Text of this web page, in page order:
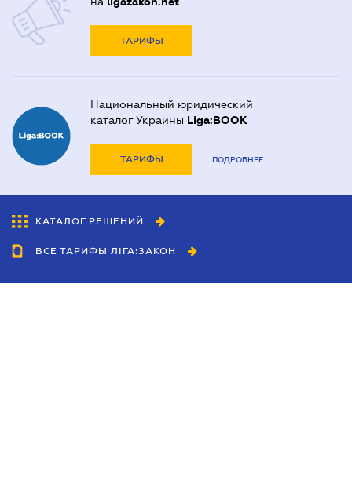
ТАРИФЫ
Национальный юридический
каталог Украины Liga:BOOK
ТАРИФЫ ПОДРОБНЕЕ
КАТАЛОГ РЕШЕНИЙ
ВСЕ ТАРИФЫ ЛІГА:ЗАКОН